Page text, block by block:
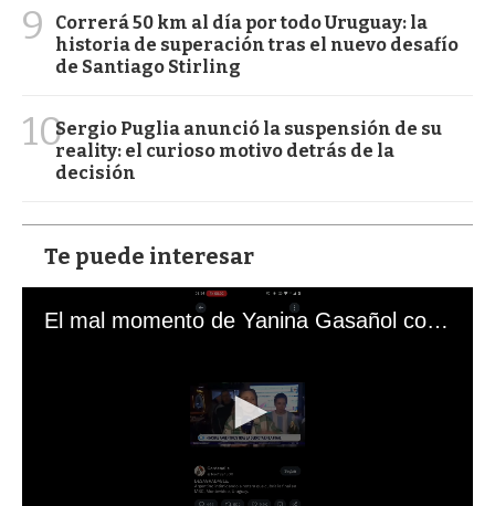
9
Correrá 50 km al día por todo Uruguay: la
historia de superación tras el nuevo desafío
de Santiago Stirling
10Sergio Puglia anunció la suspensión de su
reality: el curioso motivo detrás de la
decisión
Te puede interesar
El mal momento de Yanina Gasañol con un hincha argentino en "Subrayado"